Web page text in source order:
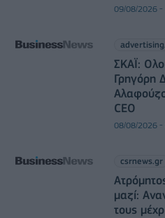
09/08/2026 -
ΣΚΑΪ:
Γρηγόρη
CEO
08/08/2026 -
csrnews.gr
μαζί:
τους